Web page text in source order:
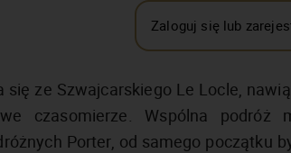
Zaloguj się lub
ze Szwajcarskiego Le Locle,
czasomierze. Wspólna podróż
Porter, od samego początku